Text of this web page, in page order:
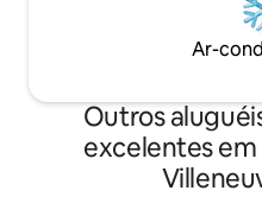
Ar-
Outros
excelentes